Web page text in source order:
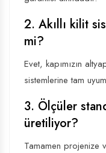
2. Akıllı kilit
mi?
Evet, kapımızın
sistemlerine tam
3. Ölçüler
üretiliyor?
Tamamen projenize